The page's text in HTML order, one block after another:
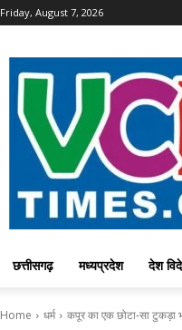
Friday, August 7, 2026
छत्तीसगढ़ मध्यप्रदेश देश
Home धर्म कपूर का एक छोटा-सा टुकड़ा